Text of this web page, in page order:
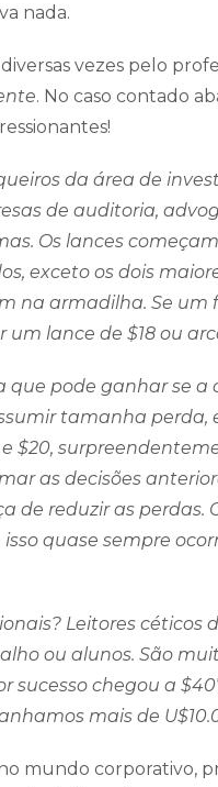
nada.
vezes pelo
. No caso contado
da área de
de auditoria,
Os lances
exceto os dois
armadilha. Se um
um lance de $18 ou
que pode ganhar se
tamanha perda,
e $20,
as decisões
de reduzir as perdas.
isso quase sempre
Leitores
ou alunos. São
sucesso chegou a
mais de
mundo corporativo,